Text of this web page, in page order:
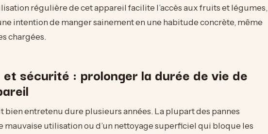
régulière de cet appareil facilite l’accès aux fruits et légumes,
intention de manger sainement en une habitude concrète, même
chargées.
sécurité : prolonger la durée de vie de
bien entretenu dure plusieurs années. La plupart des pannes
mauvaise utilisation ou d’un nettoyage superficiel qui bloque les